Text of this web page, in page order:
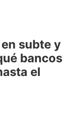
subte y
bancos
el